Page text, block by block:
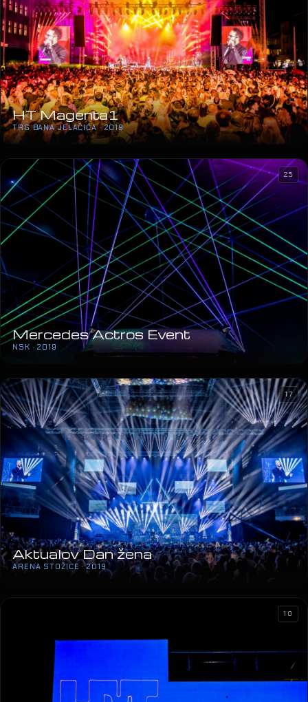
HT Magenta1
TRG BANA JELAČIĆA · 2019
Mercedes Actros Event
NSK · 2019
25
Aktualov Dan žena
ARENA STOŽICE · 2019
17
10